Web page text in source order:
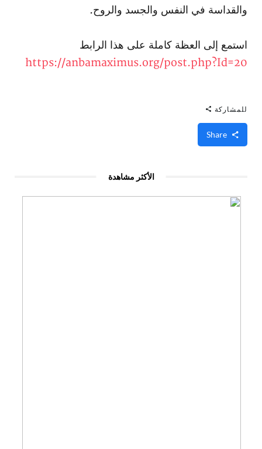
والقداسة في النفس والجسد والروح.
استمع إلى العظة كاملة على هذا الرابط
https://anbamaximus.org/post.php?Id=20
للمشاركة
الأكثر مشاهدة